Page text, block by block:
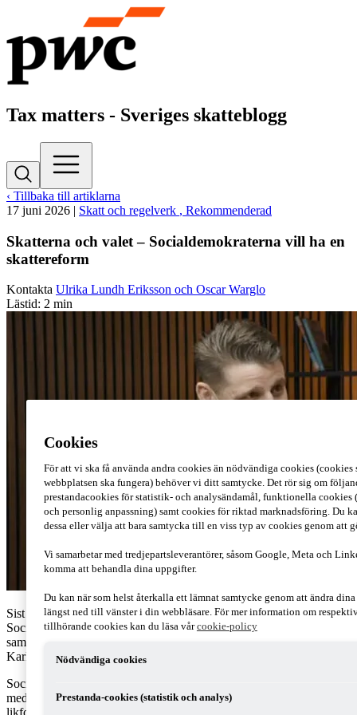
Tax matters - Sveriges skatteblogg
‹ Tillbaka till artiklarna
17 juni 2026 | Skatt och regelverk , Rekommenderad
Skatterna och valet – Socialdemokraterna vill ha en
skattereform
Kontakta Ulrika Lundh Eriksson och Oscar Warglo
Lästid: 2 min
Sist ut i vår intervjuserie med riksdagspartierna är
Socialdemokraterna. Ulrika Lundh Eriksson från PwC leder
samtalet med Socialdemokraternas skattepolitiska talesperson Niklas
Karlsson om partiets prioriteringar i skattepolitiken inför valet.
Socialdemokraterna vill genomföra en genomgripande skattereform
med klassiska skattepolitiska principer som enkelhet, neutralitet,
Cookies
För att vi ska få använda andra cookies än nödvändiga cookies (cookies
webbplatsen ska fungera) behöver vi ditt samtycke. Det rör sig om
prestandacookies för statistik- och analysändamål, funktionella
och personlig anpassning) samt cookies för riktad marknadsföring. Du
dessa eller välja att bara samtycka till en viss typ av cookies genom att
Vi samarbetar med tredjepartsleverantörer, såsom Google, Meta och
komma att behandla dina uppgifter.
Du kan när som helst återkalla ett lämnat samtycke genom att ändra
längst ned till vänster i din webbläsare. För mer information om
tillhörande cookies kan du läsa vårcookie-policy
Nödvändiga cookies
Prestanda-cookies (statistik och analys)